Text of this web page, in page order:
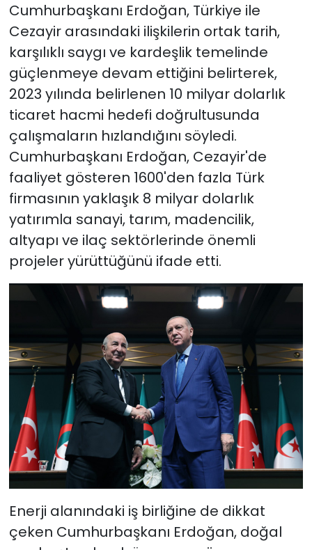
Cumhurbaşkanı Erdoğan, Türkiye ile
Cezayir arasındaki ilişkilerin ortak tarih,
karşılıklı saygı ve kardeşlik temelinde
güçlenmeye devam ettiğini belirterek,
2023 yılında belirlenen 10 milyar dolarlık
ticaret hacmi hedefi doğrultusunda
çalışmaların hızlandığını söyledi.
Cumhurbaşkanı Erdoğan, Cezayir'de
faaliyet gösteren 1600'den fazla Türk
firmasının yaklaşık 8 milyar dolarlık
yatırımla sanayi, tarım, madencilik,
altyapı ve ilaç sektörlerinde önemli
projeler yürüttüğünü ifade etti.
Enerji alanındaki iş birliğine de dikkat
çeken Cumhurbaşkanı Erdoğan, doğal